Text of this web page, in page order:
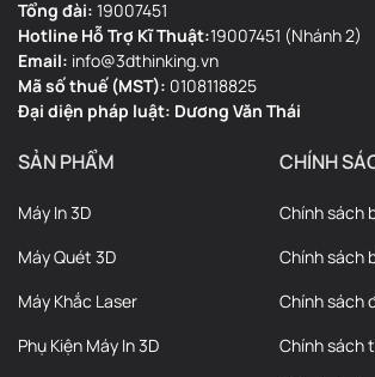
Tổng đài: 19007451
Hotline Hỗ Trợ Kĩ Thuật:19007451 (Nhánh 2)
Email: info@3dthinking.vn
Mã số thuế (MST): 0108118825
Đại diện pháp luật: Dương Văn Thái
SẢN PHẨM
Máy In 3D
Máy Quét 3D
Máy Khắc Laser
Phụ Kiện Máy In 3D
CHÍNH
Chính sách
Chính sách
Chính sách
Chính sách